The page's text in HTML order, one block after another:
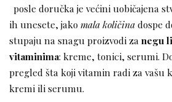
posle doručka je većini uobičajena
ih unesete, jakomala količinadospe
stupaju na snagu proizvodi zanegu
vitaminima: kreme, tonici, serumi.
pregled šta koji vitamin radi za vašu
kremi ili serumu.